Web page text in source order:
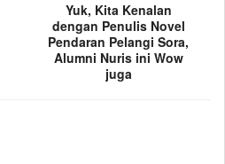
Yuk, Kita Kenalan
dengan Penulis Novel
Pendaran Pelangi Sora,
Alumni Nuris ini Wow
juga